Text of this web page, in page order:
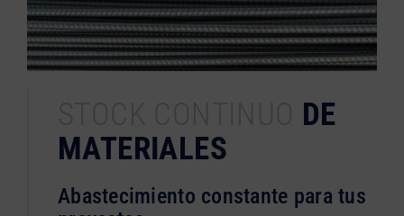
DE
MATERIALES
Abastecimiento constante para tus